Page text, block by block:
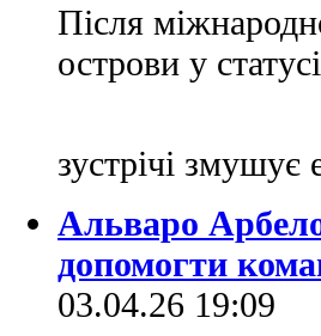
Після
острови у
зустрічі змушує
Альваро
допомогти
03.04.26 19:09